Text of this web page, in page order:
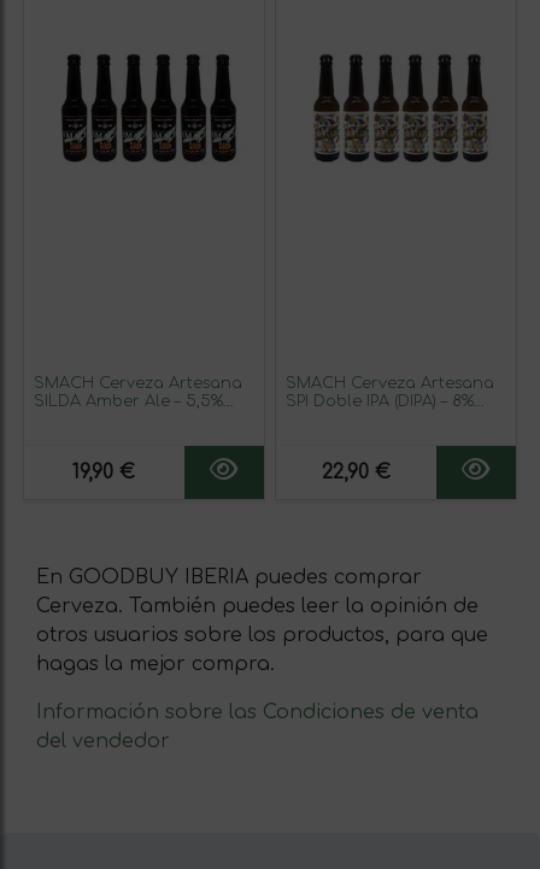
SMACH Cerveza Artesana
SILDA Amber Ale – 5,5%
19,90 €
SMACH Cerveza Artesana
SPI Doble IPA (DIPA) – 8%
22,90 €
En GOODBUY IBERIA puedes comprar
Cerveza. También puedes leer la opinión de
otros usuarios sobre los productos, para que
hagas la mejor compra.
Información sobre las Condiciones de venta
del vendedor